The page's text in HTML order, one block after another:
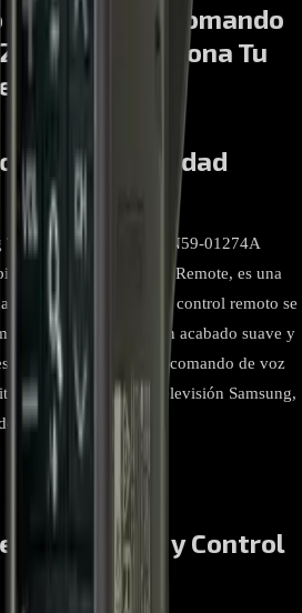
TV Comando
Revoluciona Tu
y Funcionalidad
TV Comando de Voz BN59-01274A
conocido como One Remote, es una
y diseño refinado. Este control remoto se
y elegante, con un acabado suave y
Su funcionalidad de comando de voz
y eficiente con tu televisión Samsung,
usuario sin igual.
Comodidad y Control